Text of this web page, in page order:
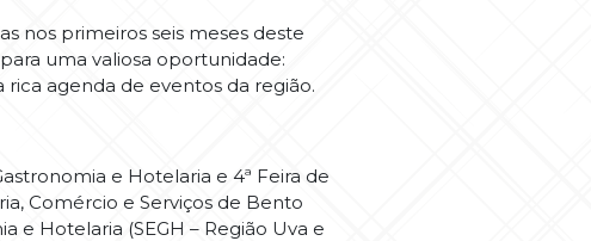
nos primeiros seis meses deste
uma valiosa oportunidade:
agenda de eventos da região.
e Hotelaria e 4ª Feira de
Comércio e Serviços de Bento
e Hotelaria (SEGH – Região Uva e